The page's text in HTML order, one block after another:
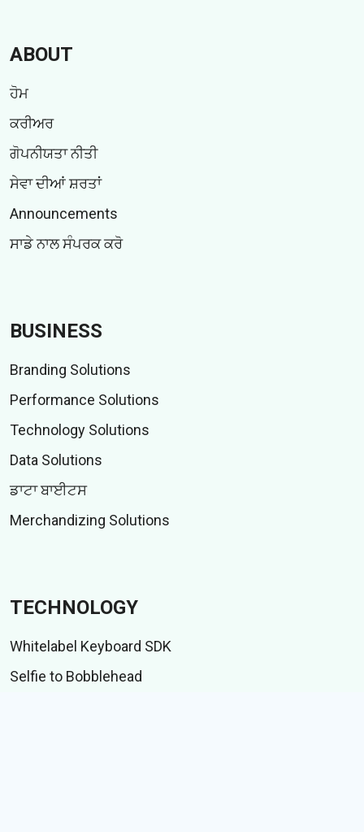
ABOUT
ਹੋਮ
ਕਰੀਅਰ
ਗੋਪਨੀਯਤਾ ਨੀਤੀ
ਸੇਵਾ ਦੀਆਂ ਸ਼ਰਤਾਂ
Announcements
ਸਾਡੇ ਨਾਲ ਸੰਪਰਕ ਕਰੋ
BUSINESS
Branding Solutions
Performance Solutions
Technology Solutions
Data Solutions
ਡਾਟਾ ਬਾਈਟਸ
Merchandizing Solutions
TECHNOLOGY
Whitelabel Keyboard SDK
Selfie to Bobblehead